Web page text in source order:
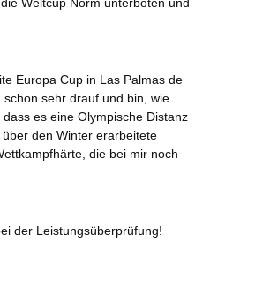
Weltcup Norm unterboten und
Europa Cup in Las Palmas de
sehr drauf und bin, wie
es eine Olympische Distanz
den Winter erarbeitete
die bei mir noch
der Leistungsüberprüfung!